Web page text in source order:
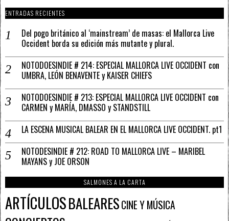
ENTRADAS RECIENTES
Del pogo británico al ‘mainstream’ de masas: el Mallorca Live
Occident borda su edición más mutante y plural.
NOTODOESINDIE # 214: ESPECIAL MALLORCA LIVE OCCIDENT con
UMBRA, LEÓN BENAVENTE y KAISER CHIEFS
NOTODOESINDIE # 213: ESPECIAL MALLORCA LIVE OCCIDENT con
CARMEN y MARÍA, DMASSO y STANDSTILL
LA ESCENA MUSICAL BALEAR EN EL MALLORCA LIVE OCCIDENT. pt1
NOTODESINDIE # 212: ROAD TO MALLORCA LIVE – MARIBEL
MAYANS y JOE ORSON
SALMONES A LA CARTA
ARTÍCULOSBALEARESCINE Y MÚSICA